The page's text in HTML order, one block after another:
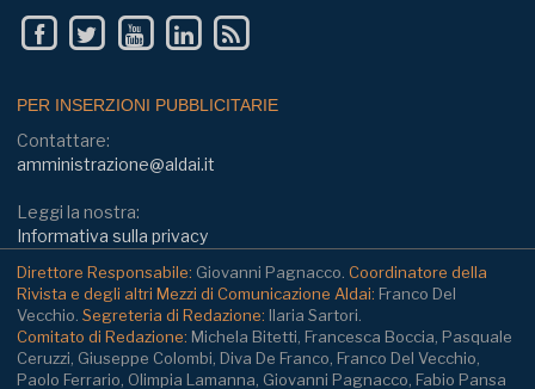
PER INSERZIONI PUBBLICITARIE
Contattare:
amministrazione@aldai.it
Leggi la nostra:
Informativa sulla privacy
Direttore Responsabile: Giovanni Pagnacco. Coordinatore della
Rivista e degli altri Mezzi di Comunicazione Aldai: Franco Del
Vecchio. Segreteria di Redazione: Ilaria Sartori.
Comitato di Redazione: Michela Bitetti, Francesca Boccia, Pasquale
Ceruzzi, Giuseppe Colombi, Diva De Franco, Franco Del Vecchio,
Paolo Ferrario, Olimpia Lamanna, Giovanni Pagnacco, Fabio Pansa